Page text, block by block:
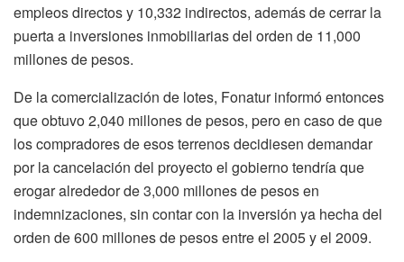
empleos directos y 10,332 indirectos, además de cerrar la
puerta a inversiones inmobiliarias del orden de 11,000
millones de pesos.
De la comercialización de lotes, Fonatur informó entonces
que obtuvo 2,040 millones de pesos, pero en caso de que
los compradores de esos terrenos decidiesen demandar
por la cancelación del proyecto el gobierno tendría que
erogar alrededor de 3,000 millones de pesos en
indemnizaciones, sin contar con la inversión ya hecha del
orden de 600 millones de pesos entre el 2005 y el 2009.